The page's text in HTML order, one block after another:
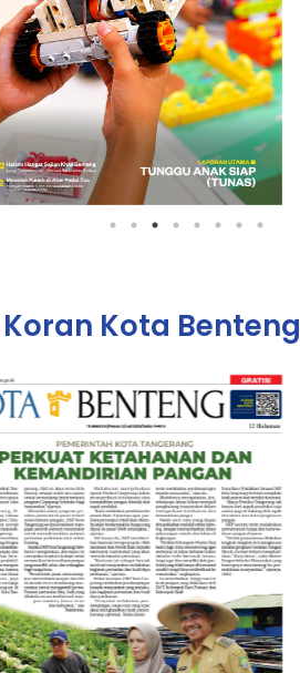
Koran Kota Benteng